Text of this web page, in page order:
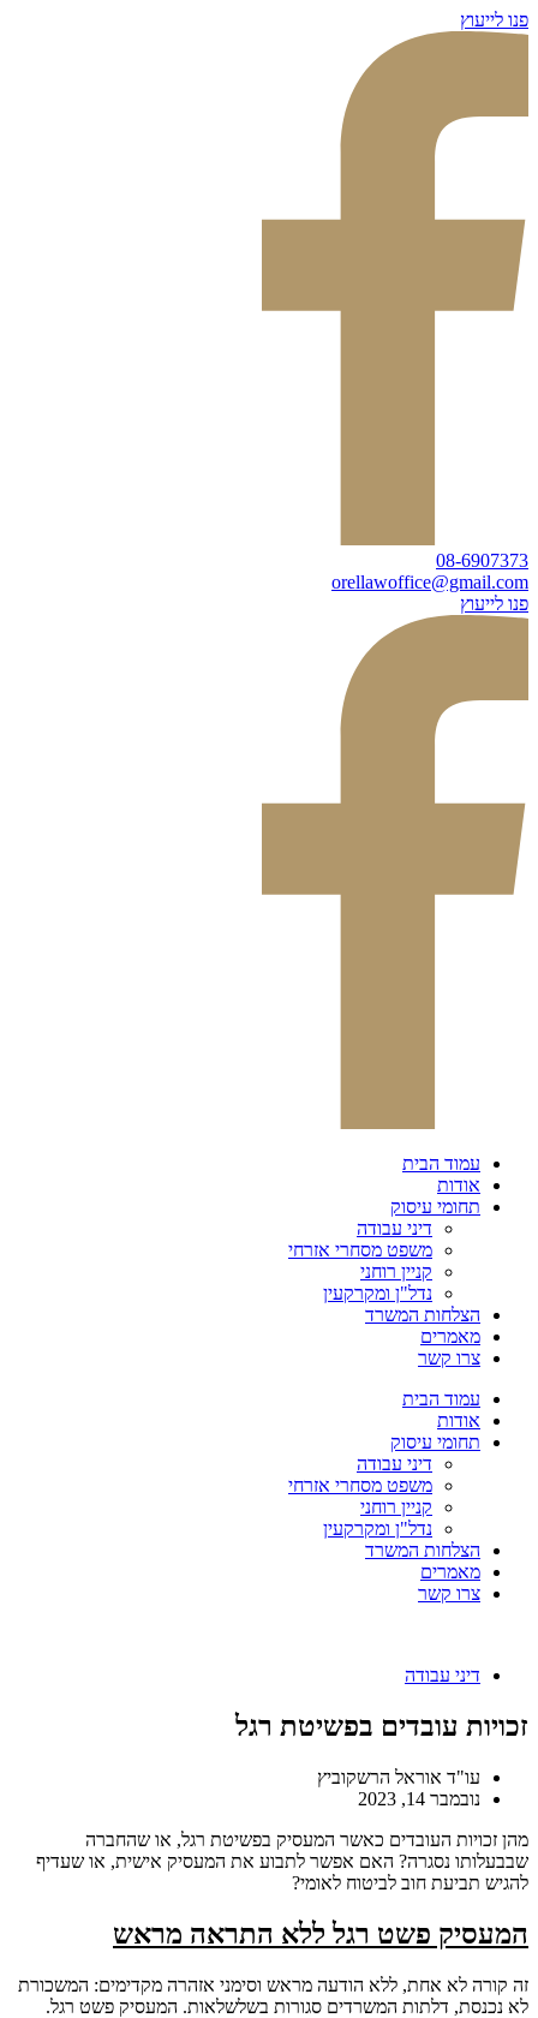
דלג
לתוכן
פנו לייעוץ
08-6907373
orellawoffice@gmail.com
פנו לייעוץ
עמוד הבית
אודות
תחומי עיסוק
דיני עבודה
משפט מסחרי אזרחי
קניין רוחני
נדל"ן ומקרקעין
הצלחות המשרד
מאמרים
צרו קשר
עמוד הבית
אודות
תחומי עיסוק
דיני עבודה
משפט מסחרי אזרחי
קניין רוחני
נדל"ן ומקרקעין
הצלחות המשרד
מאמרים
צרו קשר
דיני עבודה
זכויות עובדים בפשיטת רגל
עו"ד אוראל הרשקוביץ
נובמבר 14, 2023
מהן זכויות העובדים כאשר המעסיק בפשיטת רגל, או שהחברה
שבבעלותו נסגרה? האם אפשר לתבוע את המעסיק אישית, או שעדיף
להגיש תביעת חוב לביטוח לאומי?
המעסיק פשט רגל ללא התראה מראש
זה קורה לא אחת, ללא הודעה מראש וסימני אזהרה מקדימים: המשכורת
לא נכנסת, דלתות המשרדים סגורות בשלשלאות. המעסיק פשט רגל.